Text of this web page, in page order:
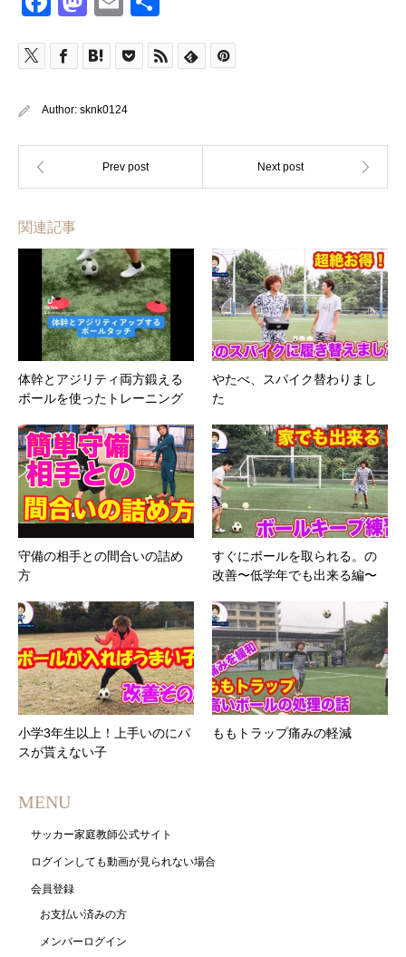
Author: sknk0124
関連記事
体幹とアジリティ両方鍛える
ボールを使ったトレーニング
やたべ、スパイク替わりまし
た
守備の相手との間合いの詰め
方
すぐにボールを取られる。の
改善〜低学年でも出来る編〜
小学3年生以上！上手いのにパ
スが貰えない子
ももトラップ痛みの軽減
MENU
サッカー家庭教師公式サイト
ログインしても動画が見られない場合
会員登録
お支払い済みの方
メンバーログイン